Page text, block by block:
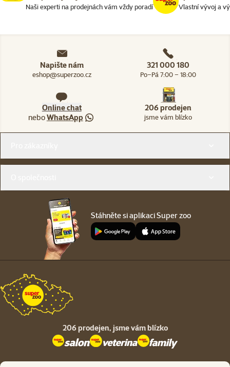
Naši experti na prodejnách vám vždy poradí Vlastní vývoj a
Napište nám
eshop@superzoo.cz
321 000 180
Po–Pá 7:00 – 18:00
Online chat
neboWhatsApp
206 prodejen
jsme vám blízko
Stáhněte si aplikaci Super zoo
206 prodejen, jsme vám blízko